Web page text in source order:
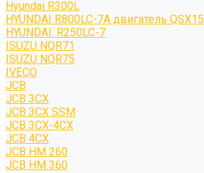
Hyundai R300L
HYUNDAI R800LC-7A двигатель QSX15
HYUNDAI: R250LC-7
ISUZU NQR71
ISUZU NQR75
IVECO
JCB
JCB 3CX
JCB 3CX SSM
JCB 3CX-4CX
JCB 4CX
JCB HM 260
JCB HM 360